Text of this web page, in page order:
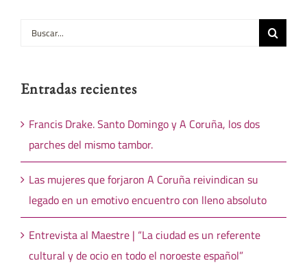
Buscar:
Entradas recientes
Francis Drake. Santo Domingo y A Coruña, los dos
parches del mismo tambor.
Las mujeres que forjaron A Coruña reivindican su
legado en un emotivo encuentro con lleno absoluto
Entrevista al Maestre | “La ciudad es un referente
cultural y de ocio en todo el noroeste español”